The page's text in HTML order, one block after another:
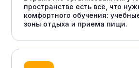
пространстве есть всё, что
комфортного обучения:
зоны отдыха и приема пищи.